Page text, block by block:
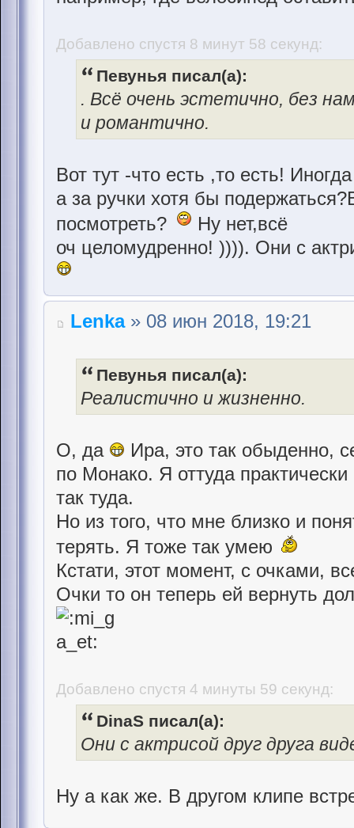
Добавлено спустя 8 минут 58 секунд:
Певунья писал(а):
. Всё очень эстетично, без
и романтично.
Вот тут -что есть ,то есть!
а за ручки хотя бы
посмотреть?
Ну нет,всё
оч целомудренно! )))). Они с
Lenka» 08 июн 2018, 19:21
Певунья писал(а):
Реалистично и жизненно.
О, да
Ира, это так обыденно,
по Монако. Я оттуда
так туда.
Но из того, что мне близко и
терять. Я тоже так умею
Кстати, этот момент, с очками,
Очки то он теперь ей вернуть
Добавлено спустя 4 минуты 59 секунд:
DinaS писал(а):
Они с актрисой друг друга
Ну а как же. В другом клипе